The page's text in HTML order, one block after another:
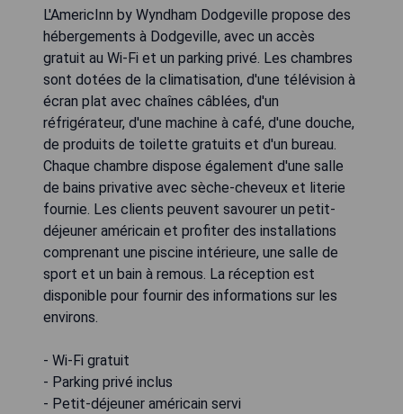
L'AmericInn by Wyndham Dodgeville propose des
hébergements à Dodgeville, avec un accès
gratuit au Wi-Fi et un parking privé. Les chambres
sont dotées de la climatisation, d'une télévision à
écran plat avec chaînes câblées, d'un
réfrigérateur, d'une machine à café, d'une douche,
de produits de toilette gratuits et d'un bureau.
Chaque chambre dispose également d'une salle
de bains privative avec sèche-cheveux et literie
fournie. Les clients peuvent savourer un petit-
déjeuner américain et profiter des installations
comprenant une piscine intérieure, une salle de
sport et un bain à remous. La réception est
disponible pour fournir des informations sur les
environs.
- Wi-Fi gratuit
- Parking privé inclus
- Petit-déjeuner américain servi